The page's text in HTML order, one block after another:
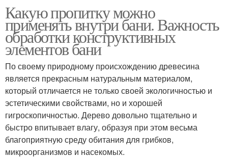
Какую пропитку можно
применять внутри бани. Важность
обработки конструктивных
элементов бани
По своему природному происхождению древесина
является прекрасным натуральным материалом,
который отличается не только своей экологичностью и
эстетическими свойствами, но и хорошей
гигроскопичностью. Дерево довольно тщательно и
быстро впитывает влагу, образуя при этом весьма
благоприятную среду обитания для грибков,
микроорганизмов и насекомых.